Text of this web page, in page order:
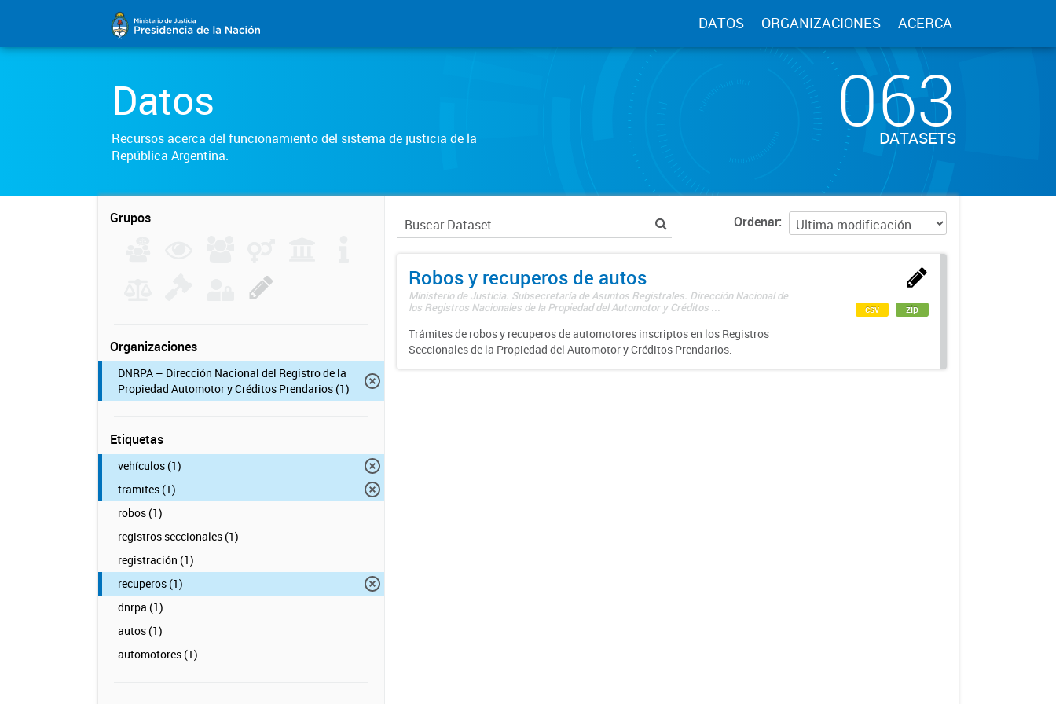
DATOS ORGANIZACIONES ACERCA
Datos
Recursos acerca del funcionamiento del sistema de justicia de la
República Argentina.
063
DATASETS
Grupos
Organizaciones
DNRPA – Dirección Nacional del Registro de la
Propiedad Automotor y Créditos Prendarios (1)
Etiquetas
vehículos (1)
tramites (1)
robos (1)
registros seccionales (1)
registración (1)
recuperos (1)
dnrpa (1)
autos (1)
automotores (1)
Ordenar
Robos y recuperos de autos
Ministerio de Justicia. Subsecretaría de Asuntos Registrales. Dirección Nacional de
los Registros Nacionales de la Propiedad del Automotor y Créditos ...
Trámites de robos y recuperos de automotores inscriptos en los Registros
Seccionales de la Propiedad del Automotor y Créditos Prendarios.
csv zip